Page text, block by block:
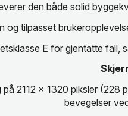
den både solid
og tilpasset
E for gjentatte
2112 x 1320 piksler
bevegelser